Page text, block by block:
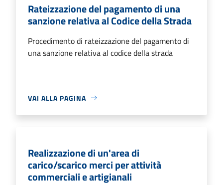
Rateizzazione del pagamento di una
sanzione relativa al Codice della Strada
Procedimento di rateizzazione del pagamento di
una sanzione relativa al codice della strada
VAI ALLA PAGINA
Realizzazione di un'area di
carico/scarico merci per attività
commerciali e artigianali